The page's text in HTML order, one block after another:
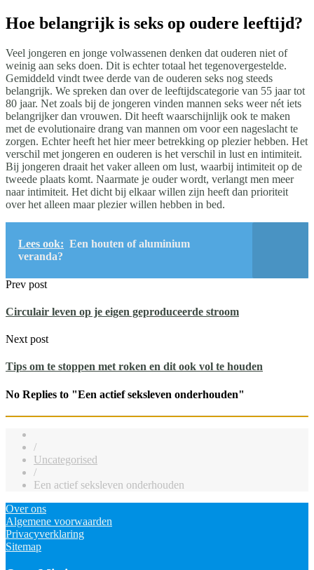
Hoe belangrijk is seks op oudere leeftijd?
Veel jongeren en jonge volwassenen denken dat ouderen niet of
weinig aan seks doen. Dit is echter totaal het tegenovergestelde.
Gemiddeld vindt twee derde van de ouderen seks nog steeds
belangrijk. We spreken dan over de leeftijdscategorie van 55 jaar tot
80 jaar. Net zoals bij de jongeren vinden mannen seks weer nét iets
belangrijker dan vrouwen. Dit heeft waarschijnlijk ook te maken
met de evolutionaire drang van mannen om voor een nageslacht te
zorgen. Echter heeft het hier meer betrekking op plezier hebben. Het
verschil met jongeren en ouderen is het verschil in lust en intimiteit.
Bij jongeren draait het vaker alleen om lust, waarbij intimiteit op de
tweede plaats komt. Naarmate je ouder wordt, verlangt men meer
naar intimiteit. Het dicht bij elkaar willen zijn heeft dan prioriteit
over het alleen maar plezier willen hebben in bed.
Lees ook: Een houten of aluminium
veranda?
Prev post
Circulair leven op je eigen geproduceerde stroom
Next post
Tips om te stoppen met roken en dit ook vol te houden
No Replies to "Een actief seksleven onderhouden"
/
Uncategorised
/
Een actief seksleven onderhouden
Over ons
Algemene voorwaarden
Privacyverklaring
Sitemap